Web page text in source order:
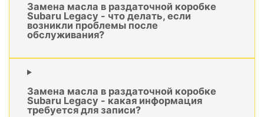
Замена масла в раздаточной коробке
Subaru Legacy - что делать, если
возникли проблемы после
обслуживания?
Замена масла в раздаточной коробке
Subaru Legacy - какая информация
требуется для записи?